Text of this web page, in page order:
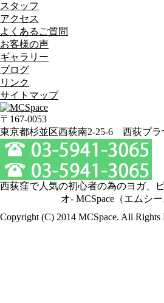
スタッフ
アクセス
よくあるご質問
お客様の声
ギャラリー
ブログ
リンク
サイトマップ
〒167-0053
東京都杉並区西荻南2-25-6 西荻プラ
西荻窪で人気の初心者の為のヨガ、
オ- MCSpace（エムシー
Copyright (C) 2014 MCSpace. All Rights